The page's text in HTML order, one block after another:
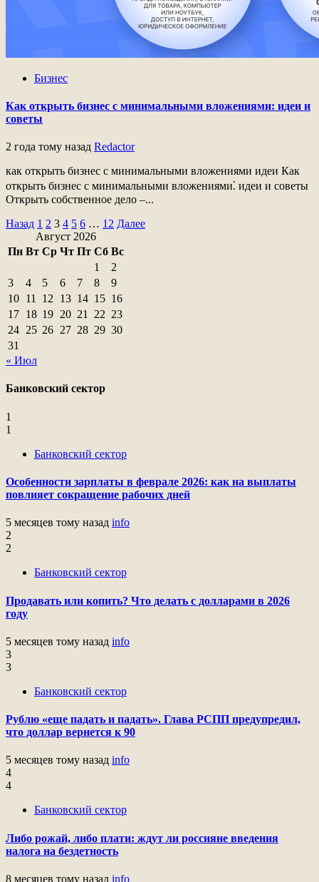
Бизнес
Как открыть бизнес с минимальными вложениями: идеи и
советы
2 года тому назад Redactor
как открыть бизнес с минимальными вложениями идеи Как
открыть бизнес с минимальными вложениями⁚ идеи и советы
Открыть собственное дело –...
Пагинация
записей
Назад 1 2 3 4 5 6 … 12 Далее
Август 2026
Пн Вт Ср Чт Пт Сб Вс
1
2
3
4 5 6 7 8
9
10 11 12 13 14 15 16
17 18 19 20 21 22 23
24 25 26 27 28 29 30
31
« Июл
Банковский сектор
1
1
Банковский сектор
Особенности зарплаты в феврале 2026: как на выплаты
повлияет сокращение рабочих дней
5 месяцев тому назад info
2
2
Банковский сектор
Продавать или копить? Что делать с долларами в 2026
году
5 месяцев тому назад info
3
3
Банковский сектор
Рублю «еще падать и падать». Глава РСПП предупредил,
что доллар вернется к 90
5 месяцев тому назад info
4
4
Банковский сектор
Либо рожай, либо плати: ждут ли россияне введения
налога на бездетность
8 месяцев тому назад info